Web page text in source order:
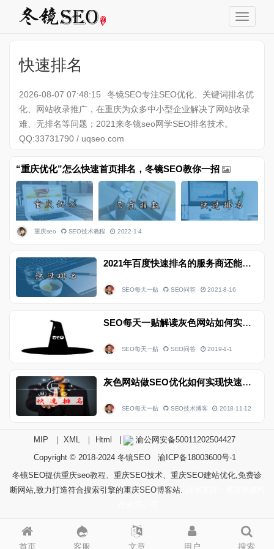
快速排名
2026-08-07 07:48:15
冬镜SEO专注SEO优化、关键词排名优
化、网站收录推广，在重庆为众多中小型企业解决了网站收录
难、无排名等问题；2021来冬镜seo网学SEO排名技术。
QQ:33731790 / uqseo.com
“重庆优化”怎么快速首页排名，冬镜SEO教你一招
重庆seo SEO技术教程 2022-1-4
2021年百度快速排名的服务商还能相信吗
SEO每天一贴 SEO问答 2021-8-16
SEO每天一贴解读灰色网站如何实现快速排名
SEO每天一贴 SEO问答 2019-1-1
灰色网站做SEO优化如何实现快速排名
SEO每天一贴 SEO技术博客 2018-11-12
首页 客服 文章 用户 搜索
MIP ｜ XML ｜ Html
渝公网安备50011202504427
Copyright © 2018-2024 冬镜SEO
渝ICP备18003600号-1
冬镜SEO提供重庆seo教程、重庆SEO技术、重庆SEO建站优化,免费诊
断网站,致力打造符合搜索引擎的重庆SEO博客站.